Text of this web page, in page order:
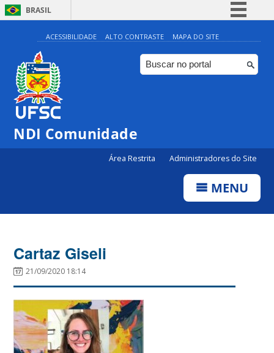
BRASIL
Simplifique!
Comunica BR
Participe
ACESSIBILIDADE ALTO CONTRASTE MAPA DO SITE
NDI Comunidade
Área Restrita Administradores do Site
MENU
Cartaz Giseli
21/09/2020 18:14